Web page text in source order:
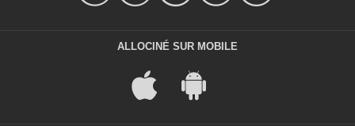
ALLOCINÉ SUR MOBILE